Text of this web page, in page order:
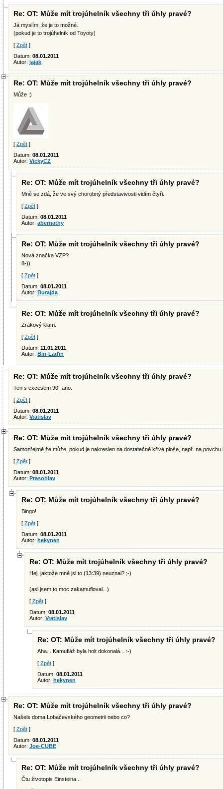
Re: OT: Může mít trojúhelník všechny tři úhly pravé?
Já myslím, že je to možné.
(pokud je to trojúhelník od Toyoty)
[ Zpět ]
Datum: 08.01.2011
Autor: jajak
Re: OT: Může mít trojúhelník všechny tři úhly pravé?
Může ;)
[ Zpět ]
Datum: 08.01.2011
Autor: VickyCZ
Re: OT: Může mít trojúhelník všechny tři úhly pravé?
Mně se zdá, že ve svý chorobný představivosti vidím čtyři.
[ Zpět ]
Datum: 08.01.2011
Autor: abernathy
Re: OT: Může mít trojúhelník všechny tři úhly pravé?
Nová značka VZP?
8-))
[ Zpět ]
Datum: 08.01.2011
Autor: Burajda
Re: OT: Může mít trojúhelník všechny tři úhly pravé?
Zrakový klam.
[ Zpět ]
Datum: 11.01.2011
Autor: Bin-Laďin
Re: OT: Může mít trojúhelník všechny tři úhly pravé?
Ten s excesem 90° ano.
[ Zpět ]
Datum: 08.01.2011
Autor: Vratislav
Re: OT: Může mít trojúhelník všechny tři úhly pravé?
Samozřejmě že může, pokud je nakreslen na dostatečně křivé ploše, např. na povchu
[ Zpět ]
Datum: 08.01.2011
Autor: Prasohlav
Re: OT: Může mít trojúhelník všechny tři úhly pravé?
Bingo!
[ Zpět ]
Datum: 08.01.2011
Autor: hekynen
Re: OT: Může mít trojúhelník všechny tři úhly pravé?
Hej, jaktože mně jsi to (13:39) neuznal? ;-)
(asi jsem to moc zakamufloval...)
[ Zpět ]
Datum: 08.01.2011
Autor: Vratislav
Re: OT: Může mít trojúhelník všechny tři úhly pravé?
Aha... Kamufláž byla holt dokonalá... :-)
[ Zpět ]
Datum: 08.01.2011
Autor: hekynen
Re: OT: Může mít trojúhelník všechny tři úhly pravé?
Našels doma Lobačevského geometrii nebo co?
[ Zpět ]
Datum: 08.01.2011
Autor: Joe-CUBE
Re: OT: Může mít trojúhelník všechny tři úhly pravé?
Čtu životopis Einsteina...